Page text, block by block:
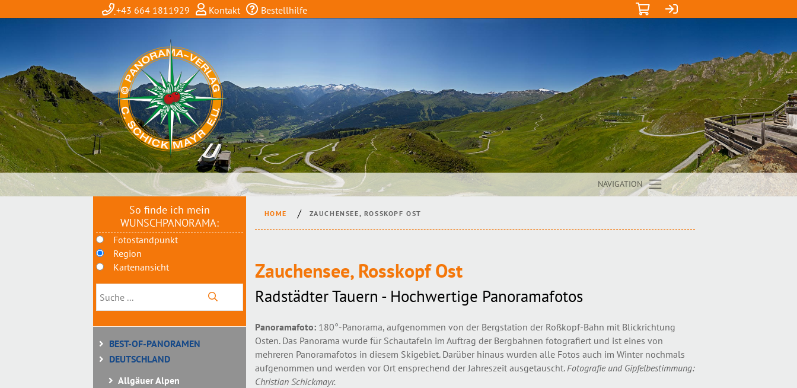
+43 664 1811929 Kontakt Bestellhilfe
NAVIGATION
So finde ich mein
WUNSCHPANORAMA:
Fotostandpunkt
Region
Kartenansicht
BEST-OF-PANORAMEN
DEUTSCHLAND
Allgäuer Alpen
HOME ZAUCHENSEE, ROSSKOPF OST
Zauchensee, Rosskopf Ost
Radstädter Tauern - Hochwertige Panoramafotos
Panoramafoto:180°-Panorama, aufgenommen von der Bergstation der Roßkopf-Bahn mit Blickrichtung
Osten. Das Panorama wurde für Schautafeln im Auftrag der Bergbahnen fotografiert und ist eines von
mehreren Panoramafotos in diesem Skigebiet. Darüber hinaus wurden alle Fotos auch im Winter nochmals
aufgenommen und werden vor Ort ensprechend der Jahreszeit ausgetauscht.Fotografie und Gipfelbestimmung:
Christian Schickmayr.